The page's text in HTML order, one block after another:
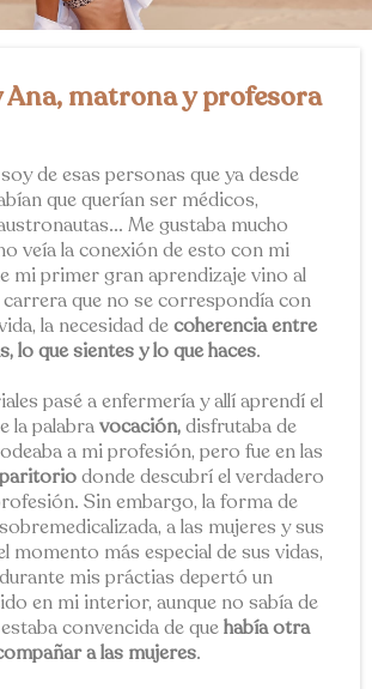
Ana, matrona y profesora
de esas personas que ya desde
que querían ser médicos,
Me gustaba mucho
veía la conexión de esto con mi
mi primer gran aprendizaje vino al
carrera que no se correspondía con
la necesidad decoherencia entre
lo que sientes y lo que haces.
pasé a enfermería y allí aprendí el
la palabravocación,disfrutaba de
a mi profesión, pero fue en las
paritoriodonde descubrí el verdadero
Sin embargo, la forma de
a las mujeres y sus
momento más especial de sus vidas,
mis práctias depertó un
en mi interior, aunque no sabía de
convencida de quehabía otra
a las mujeres.